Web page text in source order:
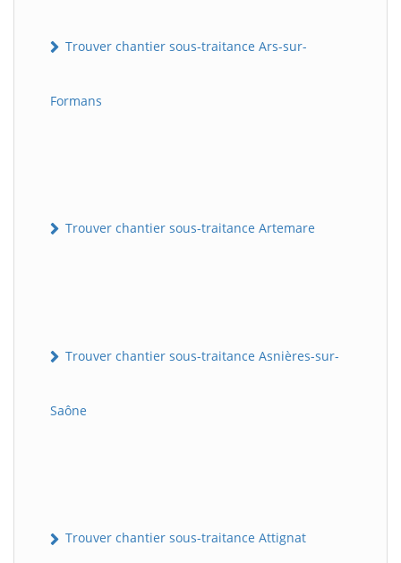
Trouver chantier sous-traitance Ars-sur-
Formans
Trouver chantier sous-traitance Artemare
Trouver chantier sous-traitance Asnières-sur-
Saône
Trouver chantier sous-traitance Attignat